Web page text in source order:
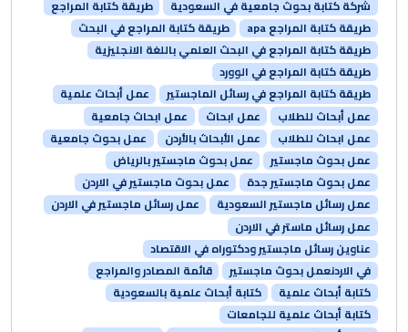
شركة كتابة بحوث جامعية في السعودية
طريقة كتابة المراجع
طريقة كتابة المراجع apa
طريقة كتابة المراجع في البحث
طريقة كتابة المراجع في البحث العلمي باللغة الانجليزية
طريقة كتابة المراجع في الوورد
طريقة كتابة المراجع في رسائل الماجستير
عمل أبحاث علمية
عمل أبحاث للطلاب
عمل ابحاث
عمل ابحاث جامعية
عمل ابحاث للطلاب
عمل الأبحاث بالأردن
عمل بحوث جامعية
عمل بحوث ماجستير
عمل بحوث ماجستير بالرياض
عمل بحوث ماجستير جدة
عمل بحوث ماجستير في الاردن
عمل رسائل ماجستير السعودية
عمل رسائل ماجستير في الاردن
عمل رسائل ماستر في الاردن
عناوين رسائل ماجستير ودكتوراه في الاقتصاد
في الاردنعمل بحوث ماجستير
قائمة المصادر والمراجع
كتابة أبحاث علمية
كتابة أبحاث علمية بالسعودية
كتابة أبحاث علمية للجامعات